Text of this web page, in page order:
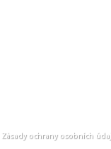
Zásady ochrany osobních